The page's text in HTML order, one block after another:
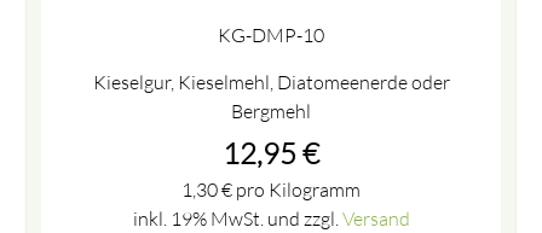
KG-DMP-10
Kieselgur, Kieselmehl, Diatomeenerde oder
Bergmehl
12,95 €
1,30€ pro Kilogramm
inkl. 19% MwSt. und zzgl. Versand